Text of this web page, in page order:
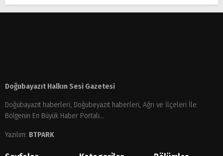
Doğubayazıt Halkın Sesi Gazetesi
Doğubayazıt haberleri, Doğubeyazıt haberleri, Ağrı ve İlçeleri İle
Bölgenin En Büyük Haber Portalı...
Yazılım: BTPARK